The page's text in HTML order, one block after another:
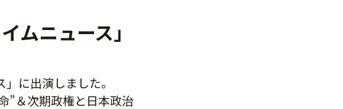
ムニュース」
」に出演しました。
”＆次期政権と日本政治